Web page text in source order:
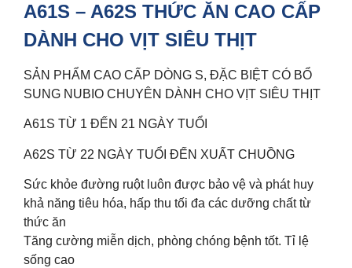
A61S – A62S THỨC ĂN CAO CẤP
DÀNH CHO VỊT SIÊU THỊT
SẢN PHẨM CAO CẤP DÒNG S, ĐẶC BIỆT CÓ BỔ
SUNG NUBIO CHUYÊN DÀNH CHO VỊT SIÊU THỊT
A61S TỪ 1 ĐẾN 21 NGÀY TUỔI
A62S TỪ 22 NGÀY TUỔI ĐẾN XUẤT CHUỒNG
Sức khỏe đường ruột luôn được bảo vệ và phát huy
khả năng tiêu hóa, hấp thu tối đa các dưỡng chất từ
thức ăn
Tăng cường miễn dịch, phòng chóng bệnh tốt. Tỉ lệ
sống cao